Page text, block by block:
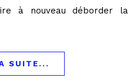
à nouveau déborder la
SUITE...